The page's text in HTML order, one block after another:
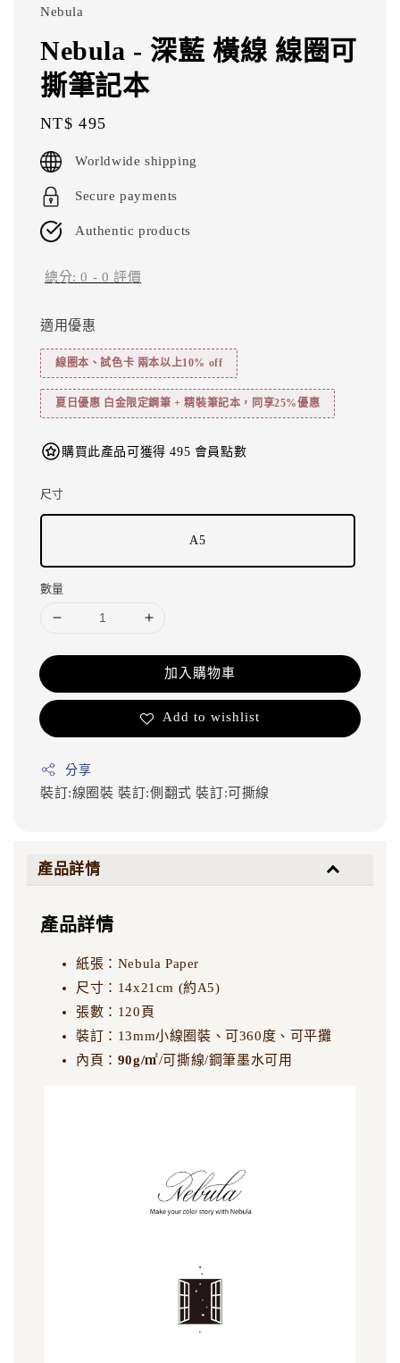
Nebula
Nebula - 深藍 橫線 線圈可
撕筆記本
Regular
price
NT$ 495
Worldwide shipping
Secure payments
Authentic products
總分:0 - 0 評價
適用優惠
線圈本、試色卡 兩本以上10% off
夏日優惠 白金限定鋼筆 + 精裝筆記本，同享25%優惠
購買此產品可獲得 495 會員點數
尺寸
A5
數量
加入購物車
Add to wishlist
分享
裝訂:線圈裝裝訂:側翻式裝訂:可撕線
產品詳情
產品詳情
紙張：Nebula Paper
尺寸：14x21cm (約A5)
張數：120頁
裝訂：13mm小線圈裝、可360度、可平攤
內頁： 90g/㎡/可撕線/鋼筆墨水可用